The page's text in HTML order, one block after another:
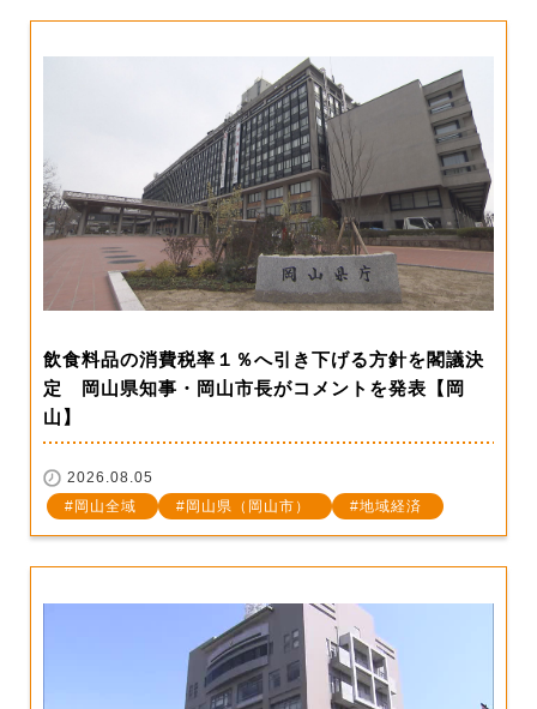
飲食料品の消費税率１％へ引き下げる方針を閣議決
定 岡山県知事・岡山市長がコメントを発表【岡
山】
2026.08.05
岡山全域
岡山県（岡山市） 地域経済